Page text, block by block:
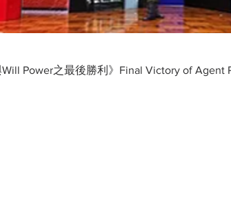
Will Power之最後勝利》Final Victory of Agent